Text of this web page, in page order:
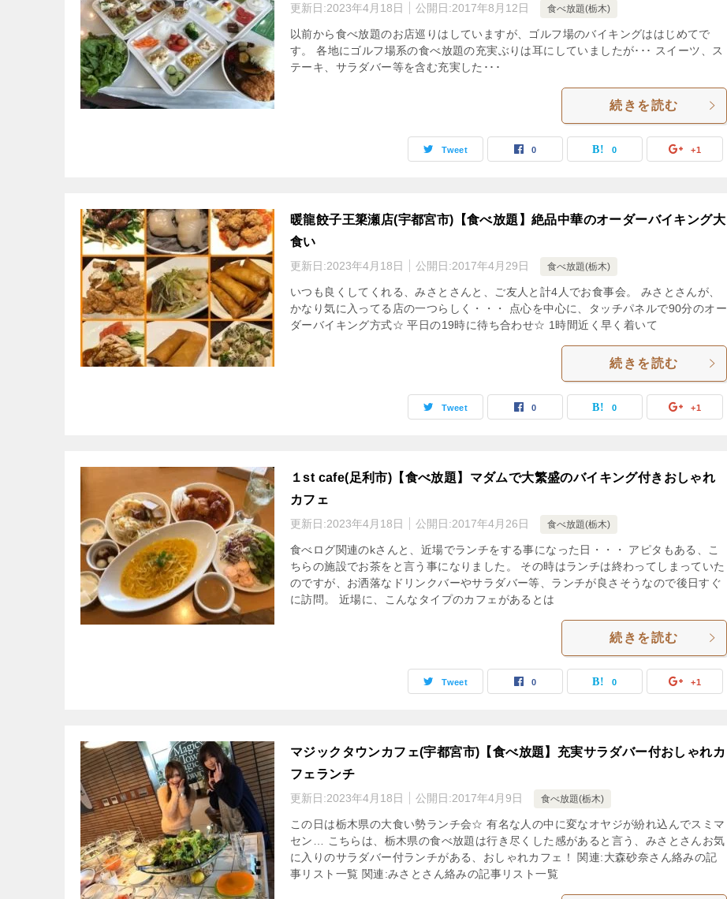
更新日:2023年4月18日 公開日:2017年8月12日 食べ放題(栃木)
以前から食べ放題のお店巡りはしていますが、ゴルフ場のバイキングははじめてで
す。 各地にゴルフ場系の食べ放題の充実ぶりは耳にしていましたが･･･ スイーツ、ス
テーキ、サラダバー等を含む充実した･･･
続きを読む
Tweet 0 0 +1
暖龍餃子王簗瀬店(宇都宮市)【食べ放題】絶品中華のオーダーバイキング大
食い
更新日:2023年4月18日 公開日:2017年4月29日 食べ放題(栃木)
いつも良くしてくれる、みさとさんと、ご友人と計4人でお食事会。 みさとさんが、
かなり気に入ってる店の一つらしく・・・ 点心を中心に、タッチパネルで90分のオー
ダーバイキング方式☆ 平日の19時に待ち合わせ☆ 1時間近く早く着いて
続きを読む
Tweet 0 0 +1
１st cafe(足利市)【食べ放題】マダムで大繁盛のバイキング付きおしゃれ
カフェ
更新日:2023年4月18日 公開日:2017年4月26日 食べ放題(栃木)
食べログ関連のkさんと、近場でランチをする事になった日・・・ アピタもある、こ
ちらの施設でお茶をと言う事になりました。 その時はランチは終わってしまっていた
のですが、お洒落なドリンクバーやサラダバー等、ランチが良さそうなので後日すぐ
に訪問。 近場に、こんなタイプのカフェがあるとは
続きを読む
Tweet 0 0 +1
マジックタウンカフェ(宇都宮市)【食べ放題】充実サラダバー付おしゃれカ
フェランチ
更新日:2023年4月18日 公開日:2017年4月9日 食べ放題(栃木)
この日は栃木県の大食い勢ランチ会☆ 有名な人の中に変なオヤジが紛れ込んでスミマ
セン… こちらは、栃木県の食べ放題は行き尽くした感があると言う、みさとさんお気
に入りのサラダバー付ランチがある、おしゃれカフェ！ 関連:大森砂奈さん絡みの記
事リスト一覧 関連:みさとさん絡みの記事リスト一覧